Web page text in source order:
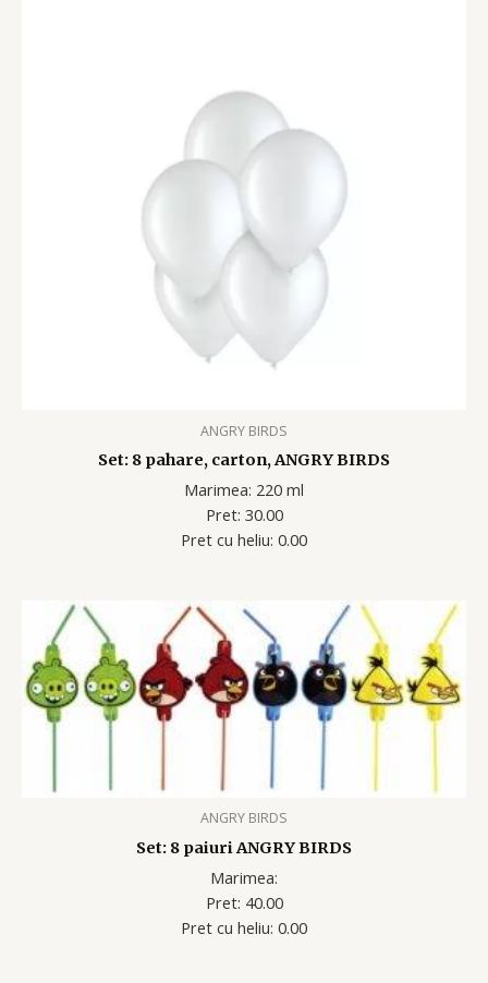
ANGRY BIRDS
Set: 8 pahare, carton, ANGRY BIRDS
Marimea: 220 ml
Pret: 30.00
Pret cu heliu: 0.00
ANGRY BIRDS
Set: 8 paiuri ANGRY BIRDS
Marimea:
Pret: 40.00
Pret cu heliu: 0.00